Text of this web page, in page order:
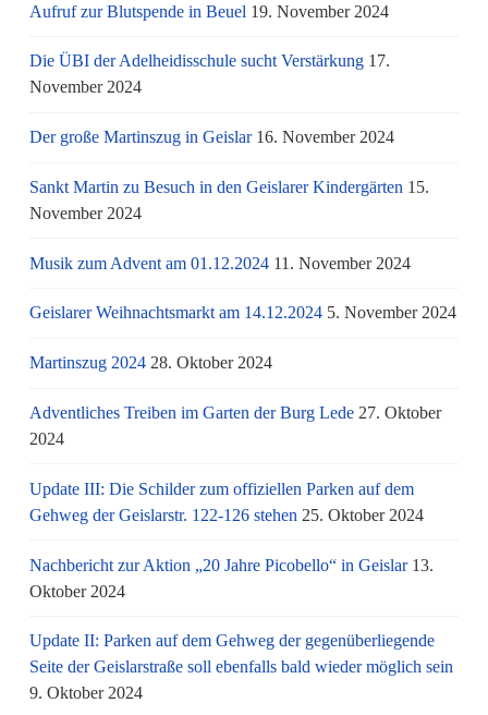
Aufruf zur Blutspende in Beuel 19. November 2024
Die ÜBI der Adelheidisschule sucht Verstärkung 17.
November 2024
Der große Martinszug in Geislar 16. November 2024
Sankt Martin zu Besuch in den Geislarer Kindergärten 15.
November 2024
Musik zum Advent am 01.12.2024 11. November 2024
Geislarer Weihnachtsmarkt am 14.12.2024 5. November 2024
Martinszug 2024 28. Oktober 2024
Adventliches Treiben im Garten der Burg Lede 27. Oktober
2024
Update III: Die Schilder zum offiziellen Parken auf dem
Gehweg der Geislarstr. 122-126 stehen 25. Oktober 2024
Nachbericht zur Aktion „20 Jahre Picobello“ in Geislar 13.
Oktober 2024
Update II: Parken auf dem Gehweg der gegenüberliegende
Seite der Geislarstraße soll ebenfalls bald wieder möglich sein
9. Oktober 2024